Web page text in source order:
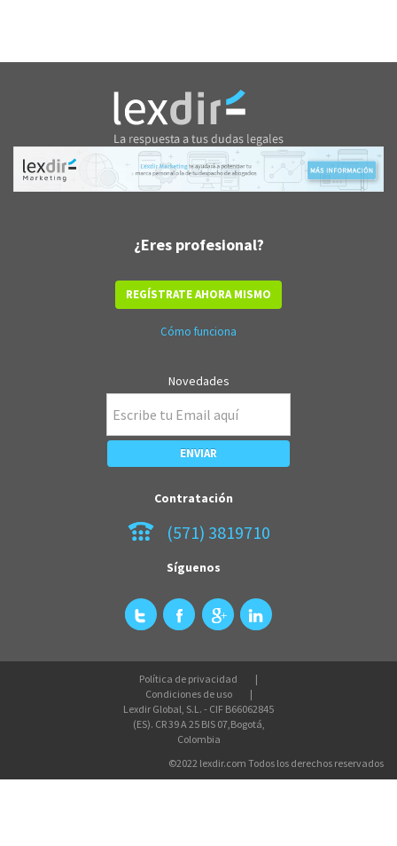
¿Eres profesional?
REGÍSTRATE AHORA MISMO
Cómo funciona
Novedades
Contratación
(571) 3819710
Síguenos
Política de privacidad
Condiciones de uso
Lexdir Global, S.L. - CIF B66062845
(ES). CR 39 A 25 BIS 07,Bogotá,
Colombia
©2022 lexdir.com Todos los derechos reservados